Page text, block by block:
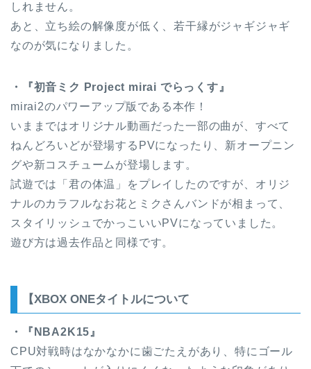
しれません。
あと、立ち絵の解像度が低く、若干縁がジャギジャギ
なのが気になりました。
・『初音ミク Project mirai でらっくす』
mirai2のパワーアップ版である本作！
いままではオリジナル動画だった一部の曲が、すべて
ねんどろいどが登場するPVになったり、新オープニン
グや新コスチュームが登場します。
試遊では「君の体温」をプレイしたのですが、オリジ
ナルのカラフルなお花とミクさんバンドが相まって、
スタイリッシュでかっこいいPVになっていました。
遊び方は過去作品と同様です。
【XBOX ONEタイトルについて
・『NBA2K15』
CPU対戦時はなかなかに歯ごたえがあり、特にゴール